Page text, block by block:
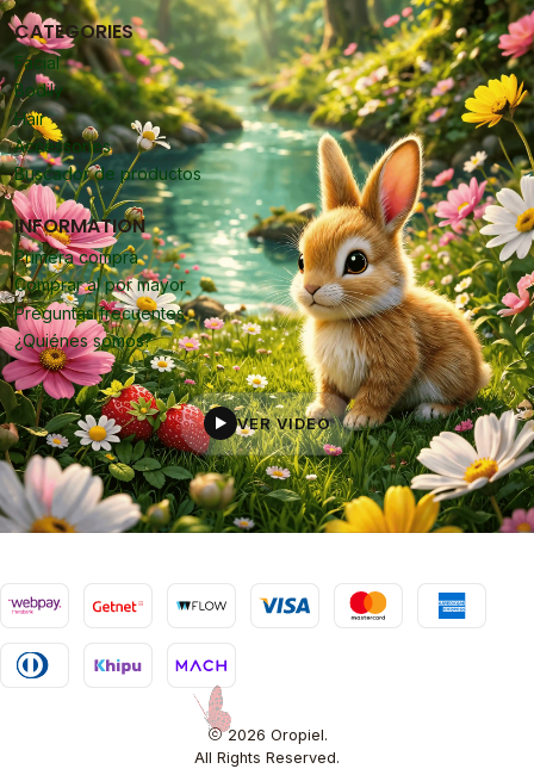
CATEGORIES
Facial
Bodily
Hair
Accessories
Buscador de productos
INFORMATION
Primera compra
Comprar al por mayor
Preguntas frecuentes
¿Quiénes somos?
▶ VER VIDEO
2026 Oropiel.
All Rights Reserved.